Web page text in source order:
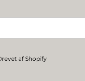
af Shopify